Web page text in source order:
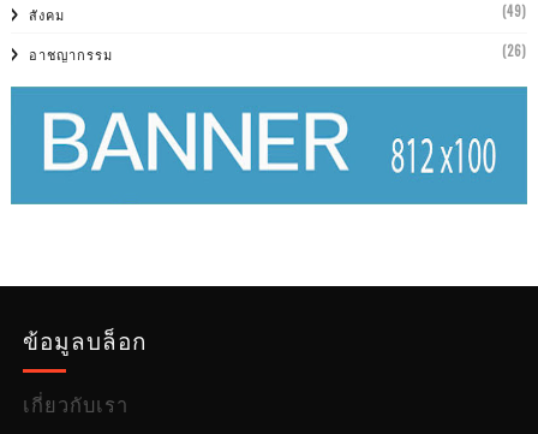
สังคม (49)
อาชญากรรม (26)
ข้อมูลบล็อก
เกี่ยวกับเรา